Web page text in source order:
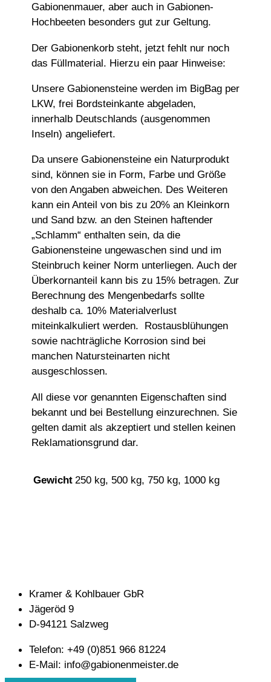
Gabionenmauer, aber auch in Gabionen-
Hochbeeten besonders gut zur Geltung.
Der Gabionenkorb steht, jetzt fehlt nur noch
das Füllmaterial. Hierzu ein paar Hinweise:
Unsere Gabionensteine werden im BigBag per
LKW, frei Bordsteinkante abgeladen,
innerhalb Deutschlands (ausgenommen
Inseln) angeliefert.
Da unsere Gabionensteine ein Naturprodukt
sind, können sie in Form, Farbe und Größe
von den Angaben abweichen. Des Weiteren
kann ein Anteil von bis zu 20% an Kleinkorn
und Sand bzw. an den Steinen haftender
„Schlamm“ enthalten sein, da die
Gabionensteine ungewaschen sind und im
Steinbruch keiner Norm unterliegen. Auch der
Überkornanteil kann bis zu 15% betragen. Zur
Berechnung des Mengenbedarfs sollte
deshalb ca. 10% Materialverlust
miteinkalkuliert werden. Rostausblühungen
sowie nachträgliche Korrosion sind bei
manchen Natursteinarten nicht
ausgeschlossen.
All diese vor genannten Eigenschaften sind
bekannt und bei Bestellung einzurechnen. Sie
gelten damit als akzeptiert und stellen keinen
Reklamationsgrund dar.
Gewicht 250 kg, 500 kg, 750 kg, 1000 kg
Kramer & Kohlbauer GbR
Jägeröd 9
D-94121 Salzweg
Telefon: +49 (0)851 966 81224
E-Mail: info@gabionenmeister.de